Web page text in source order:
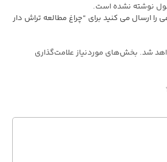
نوشته نشده است.
را ارسال می کنید برای “چراغ مطالعه تراش دار
شد. بخش‌های موردنیاز علامت‌گذاری